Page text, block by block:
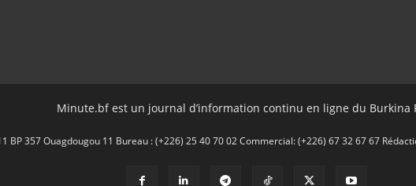
Minute.bf est un journal d’information continu en ligne du Burkina
BP 357 Ouagdougou 11 Bureau : (+226) 25 40 70 02 Commercial: (+226) 67 32 67 67